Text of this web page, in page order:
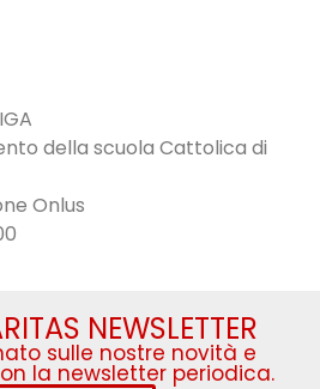
della scuola Cattolica di
Onlus
NEWSLETTER
sulle nostre novità e
la newsletter periodica.